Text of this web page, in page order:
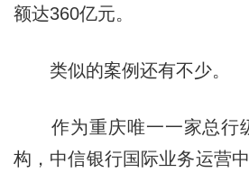
额达360亿元。
类似的案例还有不少。
作为重庆唯一一家总行
构，中信银行国际业务运营